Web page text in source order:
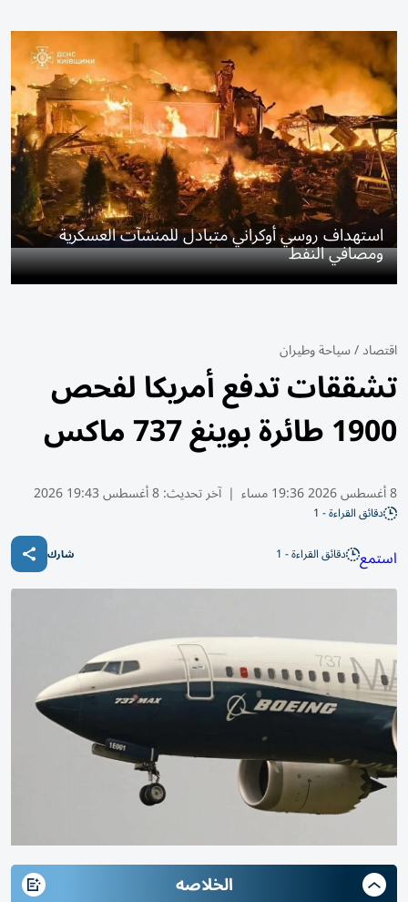
استهداف روسي أوكراني متبادل للمنشآت العسكرية
ومصافي النفط
اقتصاد/سياحة وطيران
تشققات تدفع أمريكا لفحص
1900 طائرة بوينغ 737 ماكس
8 أغسطس 2026 19:36 مساء | آخر تحديث:8 أغسطس 19:43 2026
دقائق القراءة - 1
استمع دقائق القراءة - 1 شارك
الخلاصه